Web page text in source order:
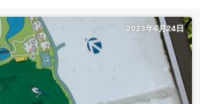
2023年6月24日